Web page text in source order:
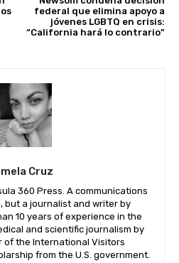
federal que elimina apoyo a
jóvenes LGBTQ en crisis:
“California hará lo contrario”
Cruz
360 Press. A communications
but a journalist and writer by
10 years of experience in the
and scientific journalism by
of the International Visitors
from the U.S. government.